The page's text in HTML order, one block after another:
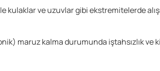
kulaklar ve uzuvlar gibi ekstremitelerde
maruz kalma durumunda iştahsızlık ve